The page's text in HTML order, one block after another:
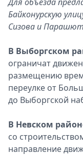
Байконурскую
Сизова и
В Выборгском
ограничат
размещению
переулке от
до Выборгской
В Невском
со
направление